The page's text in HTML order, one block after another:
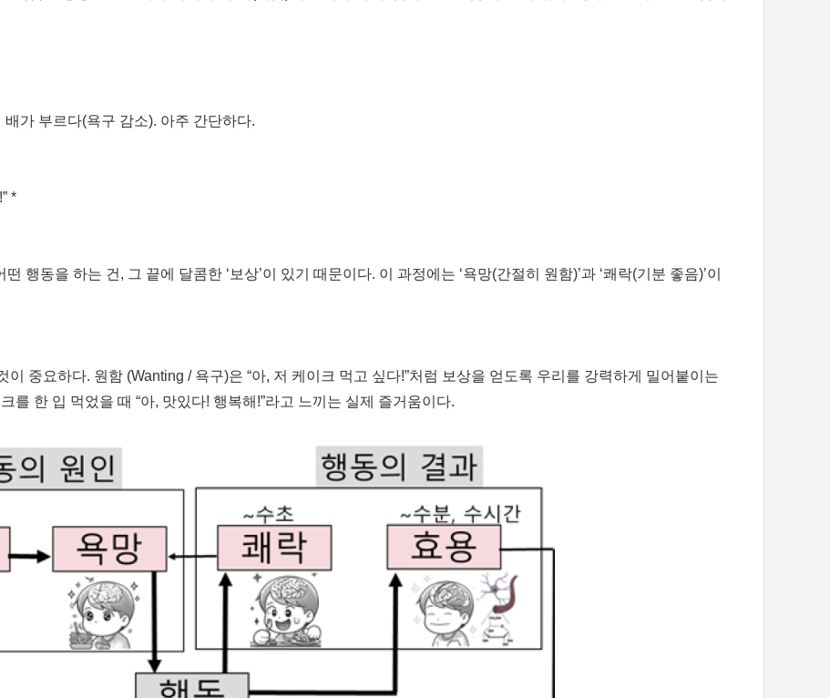
가 부르다(욕구 감소). 아주 간단하다.
*
행동을 하는 건, 그 끝에 달콤한 ‘보상’이 있기 때문이다. 이 과정에는 ‘욕망(간절히 원함)’과 ‘쾌락(기분 좋음)’이
이 중요하다. 원함 (Wanting / 욕구)은 “아, 저 케이크 먹고 싶다!”처럼 보상을 얻도록 우리를 강력하게 밀어붙이는
를 한 입 먹었을 때 “아, 맛있다! 행복해!”라고 느끼는 실제 즐거움이다.